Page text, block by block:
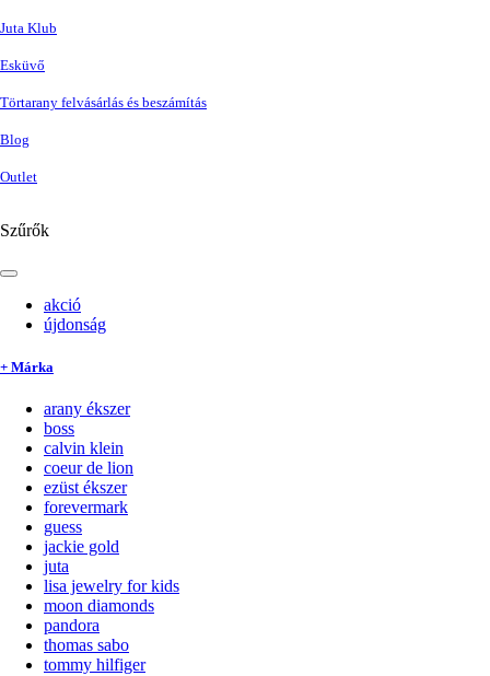
Juta Klub
Esküvő
Törtarany felvásárlás és beszámítás
Blog
Outlet
Szűrők
akció
újdonság
+ Márka
arany ékszer
boss
calvin klein
coeur de lion
ezüst ékszer
forevermark
guess
jackie gold
juta
lisa jewelry for kids
moon diamonds
pandora
thomas sabo
tommy hilfiger